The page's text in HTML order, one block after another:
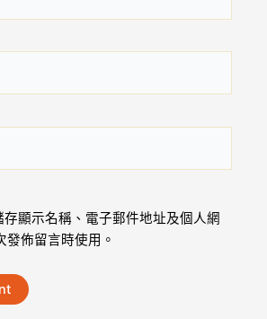
存顯示名稱、電子郵件地址及個人網
發佈留言時使用。